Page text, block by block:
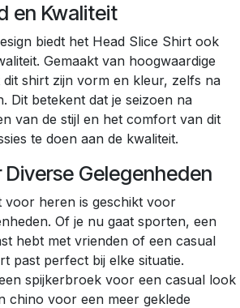
en Kwaliteit
biedt het Head Slice Shirt ook
Gemaakt van hoogwaardige
shirt zijn vorm en kleur, zelfs na
Dit betekent dat je seizoen na
van de stijl en het comfort van dit
te doen aan de kwaliteit.
Gelegenheden
voor heren is geschikt voor
Of je nu gaat sporten, een
hebt met vrienden of een casual
past perfect bij elke situatie.
spijkerbroek voor een casual look
chino voor een meer geklede